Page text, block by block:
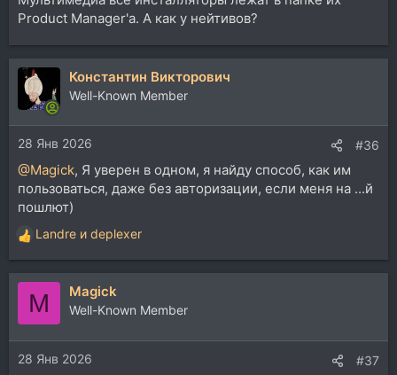
Product Manager'а. А как у нейтивов?
Константин Викторович
Well-Known Member
28 Янв 2026 #36
@Magick, Я уверен в одном, я найду способ, как им
пользоваться, даже без авторизации, если меня на ...й
пошлют)
Р
е
а
и
и
:
Landre и deplexer
M Magick
Well-Known Member
28 Янв 2026 #37